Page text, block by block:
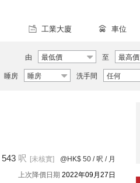
工業大廈 車位
由 最低價 至 最高價
睡房 睡房 洗手間 任何
543 呎 [未核實] @HK$ 50 / 呎 / 月
上次降價日期 2022年09月27日